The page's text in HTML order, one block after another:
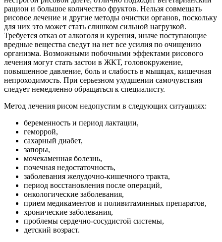
рацион и большое количество фруктов. Нельзя совмещать
рисовое лечение и другие методы очистки органов, поскольку
для них это может стать слишком сильной нагрузкой.
Требуется отказ от алкоголя и курения, иначе поступающие
вредные вещества сведут на нет все усилия по очищению
организма. Возможными побочными эффектами рисового
лечения могут стать застои в ЖКТ, головокружение,
повышенное давление, боль и слабость в мышцах, кишечная
непроходимость. При серьезном ухудшении самочувствия
следует немедленно обращаться к специалисту.
Метод лечения рисом недопустим в следующих ситуациях:
беременность и период лактации,
геморрой,
сахарный диабет,
запоры,
мочекаменная болезнь,
почечная недостаточность,
заболевания желудочно-кишечного тракта,
период восстановления после операций,
онкологические заболевания,
прием медикаментов и поливитаминных препаратов,
хронические заболевания,
проблемы сердечно-сосудистой системы,
детский возраст.